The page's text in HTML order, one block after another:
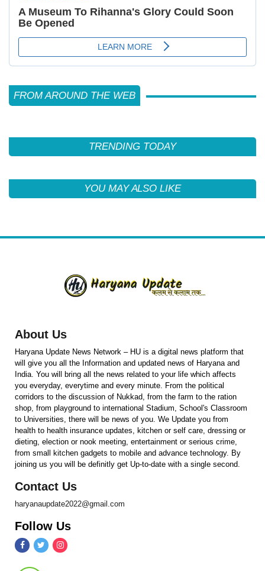
FROM AROUND THE WEB
TRENDING TODAY
YOU MAY ALSO LIKE
About Us
Haryana Update News Network – HU is a digital news platform that
will give you all the Information and updated news of Haryana and
India. You will bring all the news related to your life which affects
you everyday, everytime and every minute. From the political
corridors to the discussion of Nukkad, from the farm to the ration
shop, from playground to international Stadium, School's Classroom
to Universities, there will be news of you. We Update you from
health to health insurance updates, kitchen or self care, dressing or
dieting, election or nook meeting, entertainment or serious crime,
from small kitchen gadgets to mobile and advance technology. By
joining us you will be definitly get Up-to-date with a single second.
Contact Us
haryanaupdate2022@gmail.com
Follow Us